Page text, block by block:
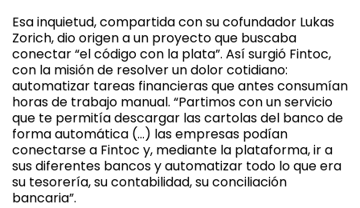
Esa inquietud, compartida con su cofundador Lukas
Zorich, dio origen a un proyecto que buscaba
conectar “el código con la plata”. Así surgió Fintoc,
con la misión de resolver un dolor cotidiano:
automatizar tareas financieras que antes consumían
horas de trabajo manual. “Partimos con un servicio
que te permitía descargar las cartolas del banco de
forma automática (…) las empresas podían
conectarse a Fintoc y, mediante la plataforma, ir a
sus diferentes bancos y automatizar todo lo que era
su tesorería, su contabilidad, su conciliación
bancaria”.